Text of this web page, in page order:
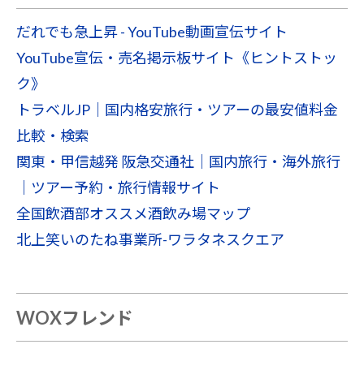
だれでも急上昇 - YouTube動画宣伝サイト
YouTube宣伝・売名掲示板サイト《ヒントストッ
ク》
トラベルJP｜国内格安旅行・ツアーの最安値料金
比較・検索
関東・甲信越発 阪急交通社｜国内旅行・海外旅行
｜ツアー予約・旅行情報サイト
全国飲酒部オススメ酒飲み場マップ
北上笑いのたね事業所-ワラタネスクエア
WOXフレンド